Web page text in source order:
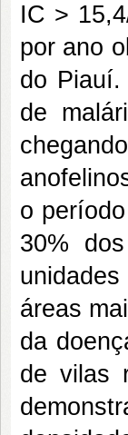
IC >
por ano
do Piauí.
de
o
30%
áreas
da
de vilas